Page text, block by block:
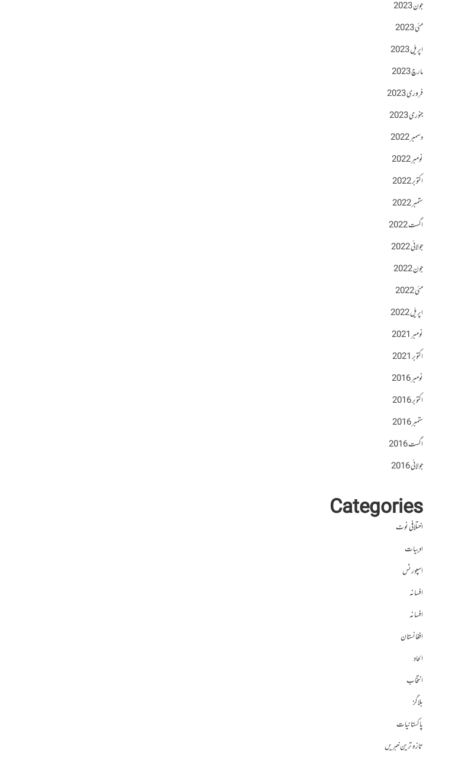
جون 2023
مئی 2023
اپریل 2023
مارچ 2023
فروری 2023
جنوری 2023
دسمبر 2022
نومبر 2022
اکتوبر 2022
ستمبر 2022
اگست 2022
جولائی 2022
جون 2022
مئی 2022
اپریل 2022
نومبر 2021
اکتوبر 2021
نومبر 2016
اکتوبر 2016
ستمبر 2016
اگست 2016
جولائی 2016
Categories
اختلافی نوٹ
ادبیات
اسپورٹس
افسانہ
افسانہ
افغانستان
الحاد
انتخاب
بلاگز
پاکستانیات
تازہ ترین خبریں